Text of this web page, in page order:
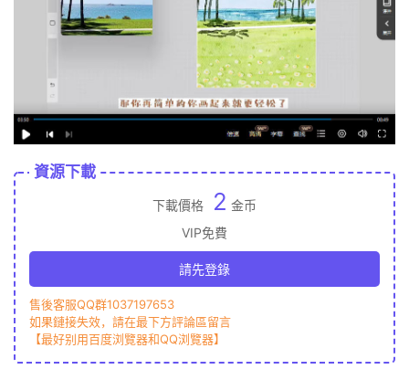
資源下載
下載價格 2 金币
VIP免費
請先登錄
售後客服QQ群1037197653
如果鏈接失效，請在最下方評論區留言
【最好别用百度浏覽器和QQ浏覽器】